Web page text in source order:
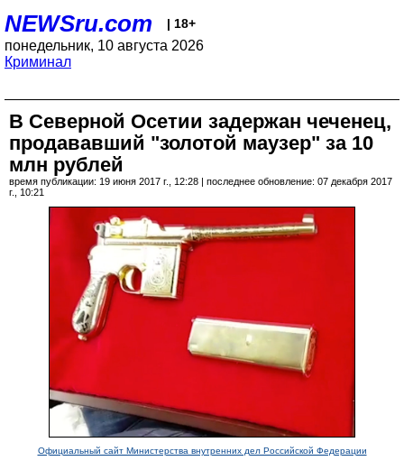
NEWSru.com | 18+
понедельник, 10 августа 2026
Криминал
В Северной Осетии задержан чеченец,
продававший "золотой маузер" за 10
млн рублей
время публикации: 19 июня 2017 г., 12:28 | последнее обновление: 07 декабря 2017
г., 10:21
Официальный сайт Министерства внутренних дел Российской Федерации